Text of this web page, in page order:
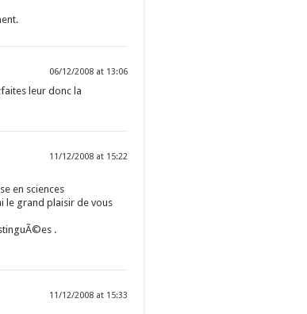
06/12/2008 at 13:06
leur donc la
11/12/2008 at 15:22
en sciences
le grand plaisir de vous
.
11/12/2008 at 15:33